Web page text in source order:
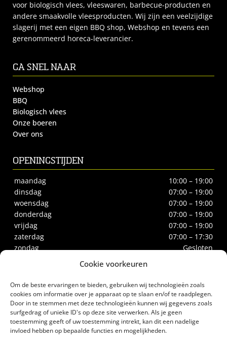
Cookie voorkeuren
Om de beste ervaringen te bieden, gebruiken wij technologieën zoals
cookies om informatie over je apparaat op te slaan en/of te raadplegen.
Door in te stemmen met deze technologieën kunnen wij gegevens zoals
surfgedrag of unieke ID's op deze site verwerken. Als je geen
toestemming geeft of uw toestemming intrekt, kan dit een nadelige
invloed hebben op bepaalde functies en mogelijkheden.
voor biologisch vlees, vleeswaren, barbecue-producten en
andere smaakvolle vleesproducten. Wij zijn een veelzijdige
slagerij met een eigen BBQ shop, Webshop en tevens een
gerenommeerd horeca-leverancier.
GA SNEL NAAR
Webshop
BBQ
Biologisch vlees
Onze boeren
Over ons
OPENINGSTIJDEN
maandag
10:00 – 19:00
dinsdag
07:00 – 19:00
woensdag
07:00 – 19:00
donderdag
07:00 – 19:00
vrijdag
07:00 – 19:00
zaterdag
07:00 – 17:30
zondag
Gesloten
Biltstraat 66
3572BE Utrecht
Tel.030-2732186
biologischeslagerij@gerrittakke.nl